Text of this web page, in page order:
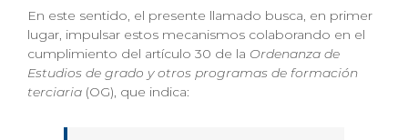
En este sentido, el presente llamado busca, en primer
lugar, impulsar estos mecanismos colaborando en el
cumplimiento del artículo 30 de la Ordenanza de
Estudios de grado y otros programas de formación
terciaria (OG), que indica: